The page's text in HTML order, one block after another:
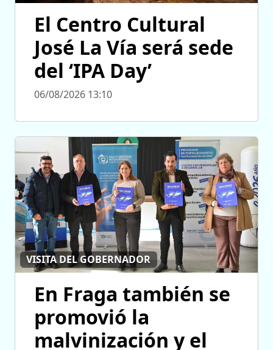
El Centro Cultural
José La Vía será sede
del ‘IPA Day’
06/08/2026 13:10
VISITA DEL GOBERNADOR
En Fraga también se
promovió la
malvinización y el